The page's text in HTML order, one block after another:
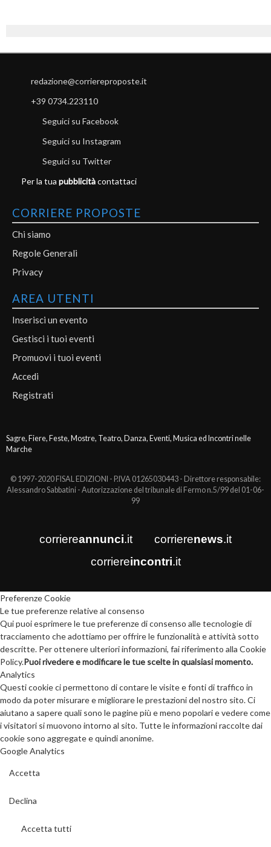
redazione@corriereproposte.it
+39 0734.223110
Seguici su Facebook
Seguici su Instagram
Seguici su Twitter
Per la tua pubblicitàcontattaci
CORRIERE PROPOSTE
Chi siamo
Regole Generali
Privacy
AREA UTENTI
Inserisci un evento
Gestisci i tuoi eventi
Promuovi i tuoi eventi
Accedi
Registrati
Sagre, Fiere, Feste, Mostre, Teatro, Danza, Eventi, Musica ed Incontri nelle
Marche
© 1997-2020 FISAL EDIZIONI - P.IVA 01265030443 - Direttore responsabile:
Alessandro Sabbatini - Autorizzazione del tribunale di Fermo n.5/99 del 01-06-
99
corriereannunci.it corrierenews.it
corriereincontri.it
Preferenze Cookie
Le tue preferenze relative al consenso
Qui puoi esprimere le tue preferenze di consenso alle tecnologie di
tracciamento che adottiamo per offrire le funzionalità e attività sotto
descritte. Per ottenere ulteriori informazioni, fai riferimento alla Cookie
Policy.Puoi rivedere e modificare le tue scelte in qualsiasi momento.
Analytics
Questi cookie ci permettono di contare le visite e fonti di traffico in
modo da poter misurare e migliorare le prestazioni del nostro sito. Ci
aiutano a sapere quali sono le pagine più e meno popolari e vedere come
i visitatori si muovono intorno al sito. Tutte le informazioni raccolte dai
cookie sono aggregate e quindi anonime.
Google Analytics
Accetta
Declina
Accetta tutti